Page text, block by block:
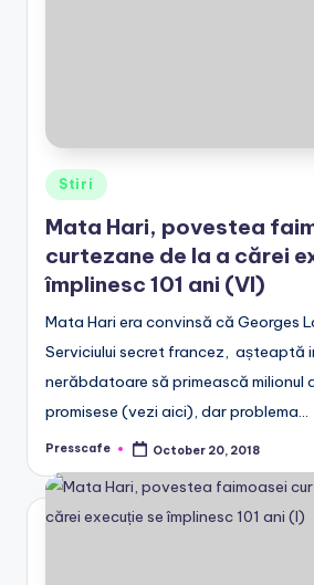
Posted
Stiri
Mata Hari, povestea
curtezane de la a cărei
împlinesc 101 ani (VI)
Mata Hari era convinsă că Georges
Serviciului secret francez, așteaptă
nerăbdatoare să primească milionul
promisese (vezi aici), dar problema…
Posted
Presscafe October 20, 2018